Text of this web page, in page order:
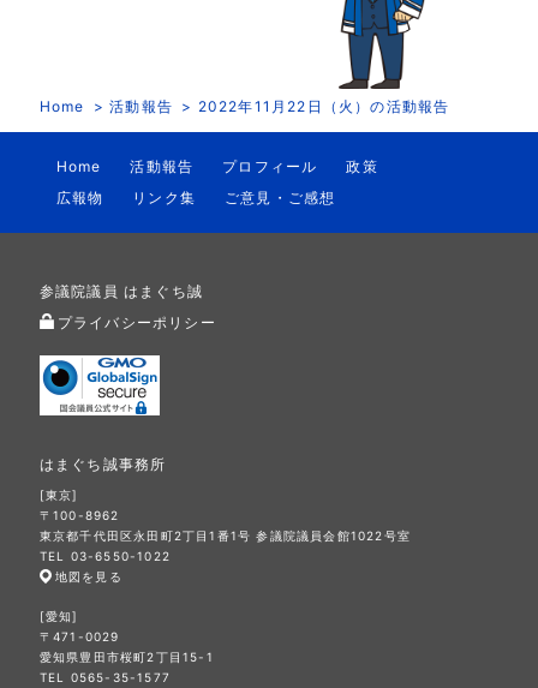
Home 活動報告 2022年11月22日（火）の活動報告
Home 活動報告 プロフィール
政策
広報物
リンク集 ご意見・ご感想
参議院議員 はまぐち誠
プライバシーポリシー
はまぐち誠事務所
[東京]
〒100-8962
東京都千代田区永田町2丁目1番1号 参議院議員会館1022号室
TEL 03-6550-1022
地図を見る
[愛知]
〒471-0029
愛知県豊田市桜町2丁目15-1
TEL 0565-35-1577